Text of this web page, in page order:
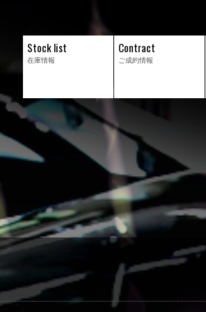
Stock list
在庫情報
Contract
ご成約情報